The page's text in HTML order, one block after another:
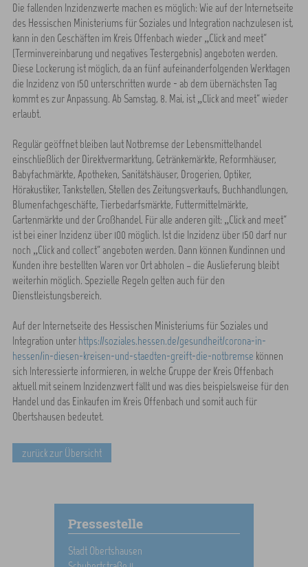
Die fallenden Inzidenzwerte machen es möglich: Wie auf der Internetseite
des Hessischen Ministeriums für Soziales und Integration nachzulesen ist,
kann in den Geschäften im Kreis Offenbach wieder „Click and meet“
(Terminvereinbarung und negatives Testergebnis) angeboten werden.
Diese Lockerung ist möglich, da an fünf aufeinanderfolgenden Werktagen
die Inzidenz von 150 unterschritten wurde - ab dem übernächsten Tag
kommt es zur Anpassung. Ab Samstag, 8. Mai, ist „Click and meet“ wieder
erlaubt.
Regulär geöffnet bleiben laut Notbremse der Lebensmittelhandel
einschließlich der Direktvermarktung, Getränkemärkte, Reformhäuser,
Babyfachmärkte, Apotheken, Sanitätshäuser, Drogerien, Optiker,
Hörakustiker, Tankstellen, Stellen des Zeitungsverkaufs, Buchhandlungen,
Blumenfachgeschäfte, Tierbedarfsmärkte, Futtermittelmärkte,
Gartenmärkte und der Großhandel. Für alle anderen gilt: „Click and meet“
ist bei einer Inzidenz über 100 möglich. Ist die Inzidenz über 150 darf nur
noch „Click and collect“ angeboten werden. Dann können Kundinnen und
Kunden ihre bestellten Waren vor Ort abholen – die Auslieferung bleibt
weiterhin möglich. Spezielle Regeln gelten auch für den
Dienstleistungsbereich.
Auf der Internetseite des Hessischen Ministeriums für Soziales und
Integration unter https://soziales.hessen.de/gesundheit/corona-in-
hessen/in-diesen-kreisen-und-staedten-greift-die-notbremse können
sich Interessierte informieren, in welche Gruppe der Kreis Offenbach
aktuell mit seinem Inzidenzwert fällt und was dies beispielsweise für den
Handel und das Einkaufen im Kreis Offenbach und somit auch für
Obertshausen bedeutet.
zurück zur Übersicht
Pressestelle
Stadt Obertshausen